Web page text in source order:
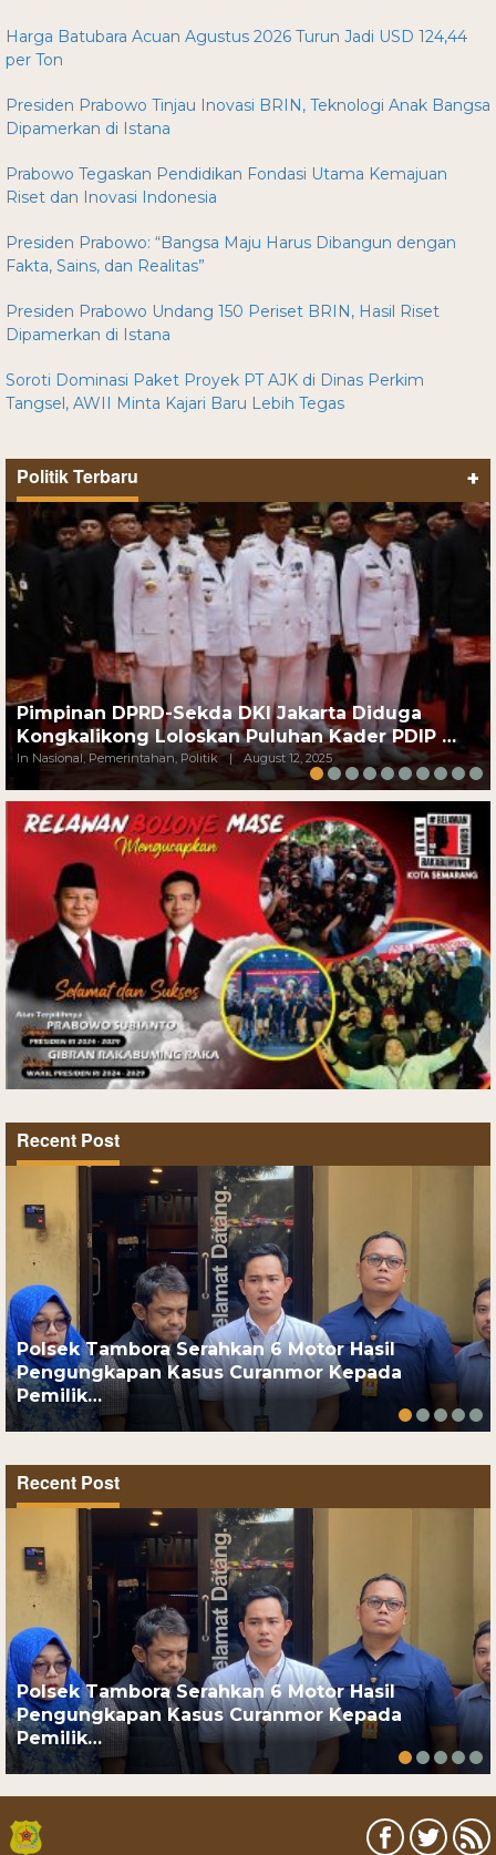
Harga Batubara Acuan Agustus 2026 Turun Jadi USD 124,44
per Ton
Presiden Prabowo Tinjau Inovasi BRIN, Teknologi Anak Bangsa
Dipamerkan di Istana
Prabowo Tegaskan Pendidikan Fondasi Utama Kemajuan
Riset dan Inovasi Indonesia
Presiden Prabowo: “Bangsa Maju Harus Dibangun dengan
Fakta, Sains, dan Realitas”
Presiden Prabowo Undang 150 Periset BRIN, Hasil Riset
Dipamerkan di Istana
Soroti Dominasi Paket Proyek PT AJK di Dinas Perkim
Tangsel, AWII Minta Kajari Baru Lebih Tegas
Politik Terbaru +
Pimpinan DPRD-Sekda DKI Jakarta Diduga
Kongkalikong Loloskan Puluhan Kader PDIP …
In Nasional, Pemerintahan, Politik | August 12, 2025
Recent Post
Polsek Tambora Serahkan 6 Motor Hasil
Pengungkapan Kasus Curanmor Kepada
Pemilik…
Recent Post
Polsek Tambora Serahkan 6 Motor Hasil
Pengungkapan Kasus Curanmor Kepada
Pemilik…